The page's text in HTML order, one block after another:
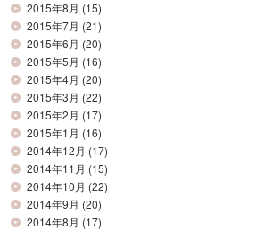
2015年8月 (15)
2015年7月 (21)
2015年6月 (20)
2015年5月 (16)
2015年4月 (20)
2015年3月 (22)
2015年2月 (17)
2015年1月 (16)
2014年12月 (17)
2014年11月 (15)
2014年10月 (22)
2014年9月 (20)
2014年8月 (17)